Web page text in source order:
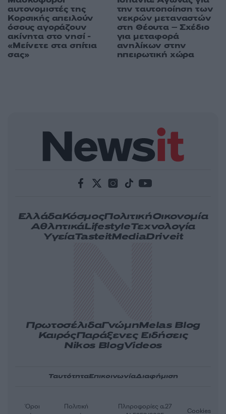
αυτονομιστές της
Κορσικής απειλούν
όσους αγοράζουν
ακίνητα στο νησί -
«Μείνετε στα σπίτια
σας»
την ταυτοποίηση των
νεκρών μεταναστών
στη Θέουτα – Σχέδιο
για μεταφορά
ανηλίκων στην
ηπειρωτική χώρα
ΕλλάδαΚόσμοςΠολιτικήΟικονομία
ΑθλητικάLifestyleΤεχνολογία
ΥγείαTasteitMediaDriveit
ΠρωτοσέλιδαΓνώμηMelas Blog
ΚαιρόςΠαράξενες Ειδήσεις
Nikos BlogVideos
ΤαυτότηταΕπικοινωνίαΔιαφήμιση
Όροι
Πολιτική
Πληροφορίες α.27
Cookies